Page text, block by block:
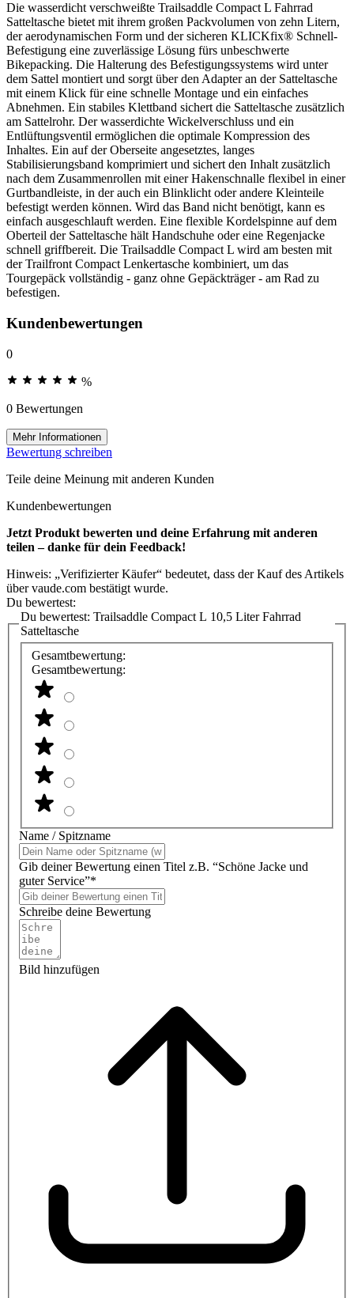
Die wasserdicht verschweißte Trailsaddle Compact L Fahrrad
Satteltasche bietet mit ihrem großen Packvolumen von zehn Litern,
der aerodynamischen Form und der sicheren KLICKfix® Schnell-
Befestigung eine zuverlässige Lösung fürs unbeschwerte
Bikepacking. Die Halterung des Befestigungssystems wird unter
dem Sattel montiert und sorgt über den Adapter an der Satteltasche
mit einem Klick für eine schnelle Montage und ein einfaches
Abnehmen. Ein stabiles Klettband sichert die Satteltasche zusätzlich
am Sattelrohr. Der wasserdichte Wickelverschluss und ein
Entlüftungsventil ermöglichen die optimale Kompression des
Inhaltes. Ein auf der Oberseite angesetztes, langes
Stabilisierungsband komprimiert und sichert den Inhalt zusätzlich
nach dem Zusammenrollen mit einer Hakenschnalle flexibel in einer
Gurtbandleiste, in der auch ein Blinklicht oder andere Kleinteile
befestigt werden können. Wird das Band nicht benötigt, kann es
einfach ausgeschlauft werden. Eine flexible Kordelspinne auf dem
Oberteil der Satteltasche hält Handschuhe oder eine Regenjacke
schnell griffbereit. Die Trailsaddle Compact L wird am besten mit
der Trailfront Compact Lenkertasche kombiniert, um das
Tourgepäck vollständig - ganz ohne Gepäckträger - am Rad zu
befestigen.
Kundenbewertungen
0
%
0 Bewertungen
Mehr Informationen
Bewertung schreiben
Teile deine Meinung mit anderen Kunden
Kundenbewertungen
Jetzt Produkt bewerten und deine Erfahrung mit anderen
teilen – danke für dein Feedback!
Hinweis: „Verifizierter Käufer“ bedeutet, dass der Kauf des Artikels
über vaude.com bestätigt wurde.
Du bewertest:
Du bewertest: Trailsaddle Compact L 10,5 Liter Fahrrad
Satteltasche
Gesamtbewertung:
Gesamtbewertung:
Name / Spitzname
Gib deiner Bewertung einen Titel z.B. “Schöne Jacke und
guter Service”*
Schreibe deine Bewertung
Bild hinzufügen